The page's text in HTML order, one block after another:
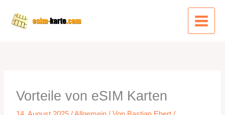
Inhalt
Vorteile von eSIM Karten